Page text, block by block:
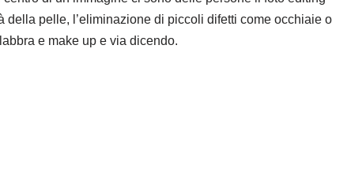
della pelle, l’eliminazione di piccoli difetti come occhiaie o
e make up e via dicendo.